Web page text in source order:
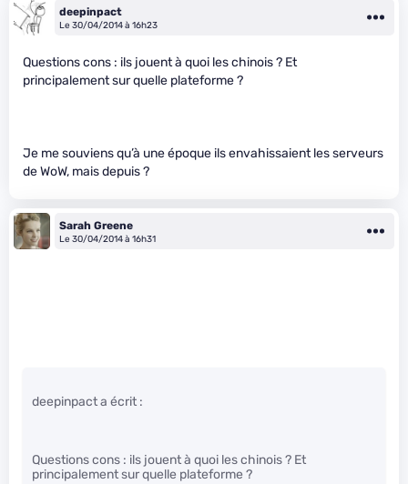
deepinpact
Le 30/04/2014 à 16h23
Questions cons : ils jouent à quoi les chinois ? Et
principalement sur quelle plateforme ?
Je me souviens qu’à une époque ils envahissaient les serveurs
de WoW, mais depuis ?
Sarah Greene
Le 30/04/2014 à 16h31
deepinpact a écrit :
Questions cons : ils jouent à quoi les chinois ? Et
principalement sur quelle plateforme ?